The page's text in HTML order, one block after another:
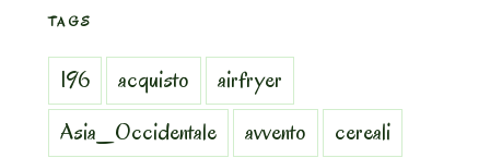
TAGS
196 acquisto
airfryer
Asia_Occidentale
avvento
cereali